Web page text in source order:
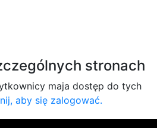
stronach
maja dostęp do tych
aby się zalogować.